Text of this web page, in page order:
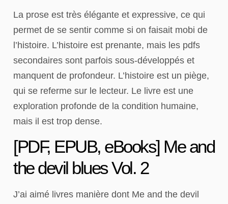
La prose est très élégante et expressive, ce qui
permet de se sentir comme si on faisait mobi de
l’histoire. L’histoire est prenante, mais les pdfs
secondaires sont parfois sous-développés et
manquent de profondeur. L’histoire est un piège,
qui se referme sur le lecteur. Le livre est une
exploration profonde de la condition humaine,
mais il est trop dense.
[PDF, EPUB, eBooks] Me and
the devil blues Vol. 2
J’ai aimé livres manière dont Me and the devil